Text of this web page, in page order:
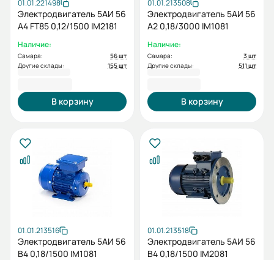
01.01.221498
Электродвигатель 5АИ 56
А4 FT85 0,12/1500 IM2181
Наличие:
Самара:
56 шт
Другие склады:
155 шт
В корзину
01.01.213508
Электродвигатель 5АИ 56
А2 0,18/3000 IM1081
Наличие:
Самара:
3 шт
Другие склады:
511 шт
В корзину
01.01.213516
Электродвигатель 5АИ 56
В4 0,18/1500 IM1081
01.01.213518
Электродвигатель 5АИ 56
В4 0,18/1500 IM2081